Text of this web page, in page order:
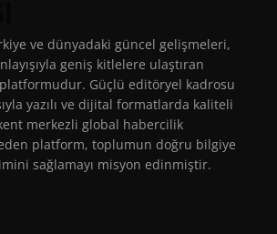
ve dünyadaki güncel gelişmeleri,
geniş kitlelere ulaştıran
Güçlü editöryel kadrosu
yazılı ve dijital formatlarda kaliteli
merkezli global habercilik
platform, toplumun doğru bilgiye
sağlamayı misyon edinmiştir.